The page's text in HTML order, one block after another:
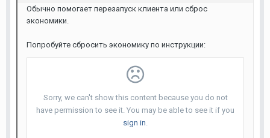
Обычно помогает перезапуск клиента или сброс
экономики.
Попробуйте сбросить экономику по инструкции: